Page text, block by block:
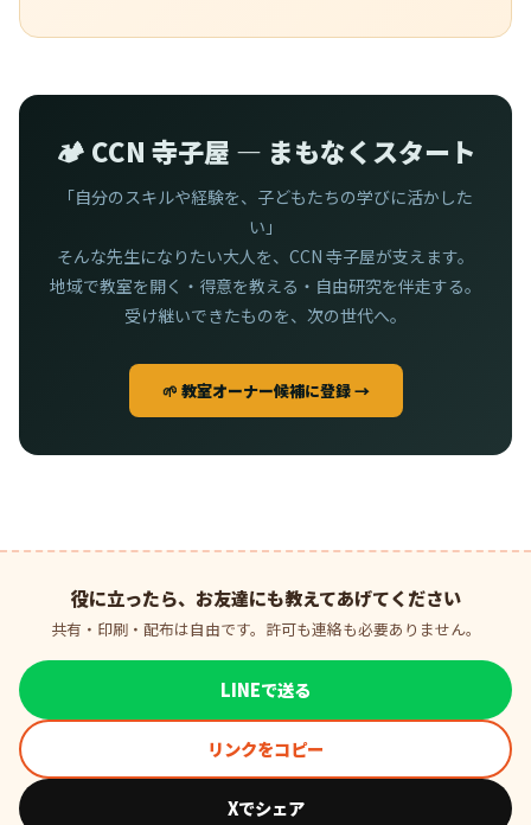
🏕️ CCN 寺子屋 — まもなくスタート
「自分のスキルや経験を、子どもたちの学びに活かした
い」
そんな先生になりたい大人を、CCN 寺子屋が支えます。
地域で教室を開く・得意を教える・自由研究を伴走する。
受け継いできたものを、次の世代へ。
🌱 教室オーナー候補に登録 →
役に立ったら、お友達にも教えてあげてください
共有・印刷・配布は自由です。許可も連絡も必要ありません。
LINEで送る
リンクをコピー
Xでシェア